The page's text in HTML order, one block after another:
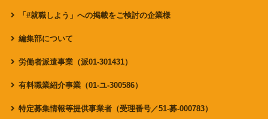
「#就職しよう」への掲載をご検討の企業様
編集部について
労働者派遣事業（派01-301431）
有料職業紹介事業（01-ユ-300586）
特定募集情報等提供事業者（受理番号／51-募-000783）